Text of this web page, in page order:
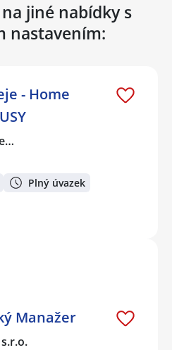
jiné nabídky s
nastavením:
- Home
Plný úvazek
Manažer